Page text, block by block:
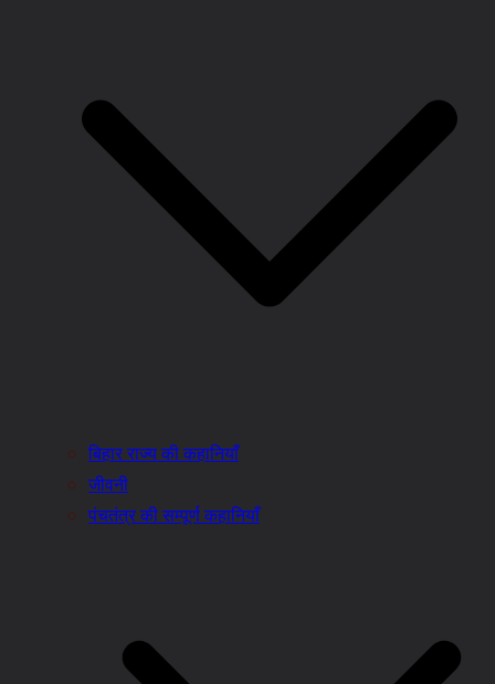
बिहार राज्य की कहानियाँ
जीवनी
पंचतंत्र की सम्पूर्ण कहानियाँ